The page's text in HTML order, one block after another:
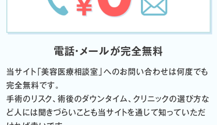
電話・メールが完全無料
当サイト「美容医療相談室」へのお問い合わせは何度でも
完全無料です。
手術のリスク、術後のダウンタイム、クリニックの選び方な
ど 人には聞きづらいことも当サイトを通じて知っていただ